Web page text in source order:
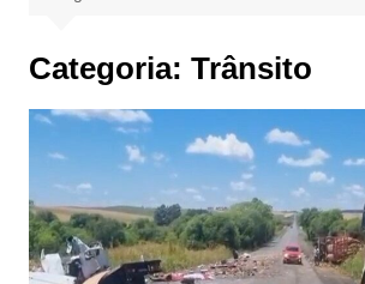
Categoria: Trânsito